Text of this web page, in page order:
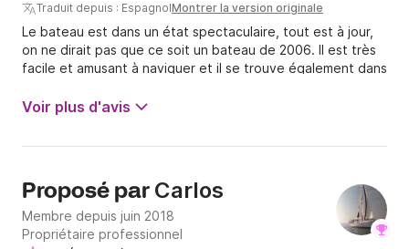
Traduit depuis : EspagnolMontrer la version originale
Le bateau est dans un état spectaculaire, tout est à jour,
on ne dirait pas que ce soit un bateau de 2006. Il est très
facile et amusant à naviguer et il se trouve également dans
ce qui touche à la navigation, voiles, cordages, moteur,
nombreuses options et AIS intégré et dans la même zone il
dispose d'instruments pour le pilote automatique, le vent
(réel et apparent), la profondeur, la vitesse, le cap... Dans
mon cas, 10 personnes sont parties et le bateau est
Voir plus d'avis
Proposé par Carlos
Membre depuis juin 2018
Propriétaire professionnel